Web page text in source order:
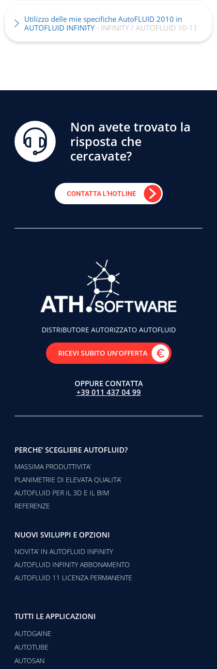
Utilizzo delle mie specifiche AutoFLUID 2010 in
AUTOFLUID INFINITY - INFINITY / AUTOFLUID 10-11
Non avete trovato la
risposta che
cercavate?
CONTATTA L'HOTLINE
PERCHE’ SCEGLIERE AUTOFLUID?
MASSIMA PRODUTTIVITA’
PLANIMETRIE DI ELEVATA QUALITA’
AUTOFLUID PER IL 3D E IL BIM
REFERENZE
NUOVI SVILUPPI E OPZIONI
NOVITA’ IN AUTOFLUID INFINITY
AUTOFLUID INFINITY ABBONAMENTO
AUTOFLUID 11 LICENZA PERMANENTE
TUTTI LE APPLICAZIONI
AUTOGAINE
AUTOTUBE
AUTOSAN
DISTRIBUTORE AUTORIZZATO AUTOFLUID
RICEVI SUBITO UN’OFFERTA
OPPURE CONTATTA
+39 011 437 04 99